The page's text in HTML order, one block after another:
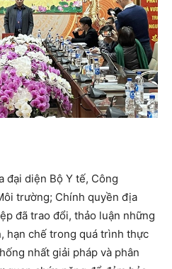
đại diện Bộ Y tế, Công
trường; Chính quyền địa
đã trao đổi, thảo luận những
hạn chế trong quá trình thực
nhất giải pháp và phân